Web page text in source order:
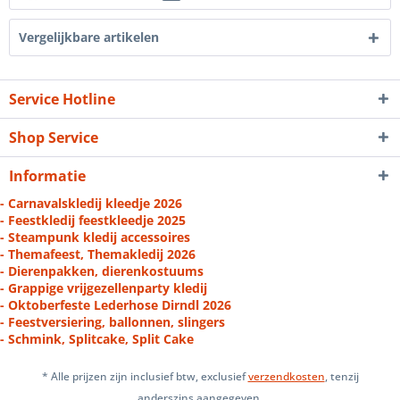
Vergelijkbare artikelen
Service Hotline
Shop Service
Informatie
- Carnavalskledij kleedje 2026
- Feestkledij feestkleedje 2025
- Steampunk kledij accessoires
- Themafeest, Themakledij 2026
- Dierenpakken, dierenkostuums
- Grappige vrijgezellenparty kledij
- Oktoberfeste Lederhose Dirndl 2026
- Feestversiering, ballonnen, slingers
- Schmink, Splitcake, Split Cake
* Alle prijzen zijn inclusief btw, exclusiefverzendkosten, tenzij